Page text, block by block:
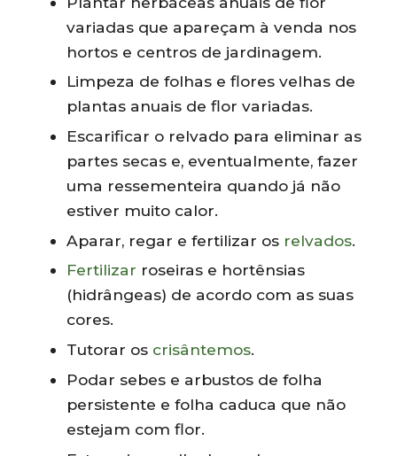
variadas que apareçam à venda nos
hortos e centros de jardinagem.
Limpeza de folhas e flores velhas de
plantas anuais de flor variadas.
Escarificar o relvado para eliminar as
partes secas e, eventualmente, fazer
uma ressementeira quando já não
estiver muito calor.
Aparar, regar e fertilizar os relvados.
Fertilizar roseiras e hortênsias
(hidrângeas) de acordo com as suas
cores.
Tutorar os crisântemos.
Podar sebes e arbustos de folha
persistente e folha caduca que não
estejam com flor.